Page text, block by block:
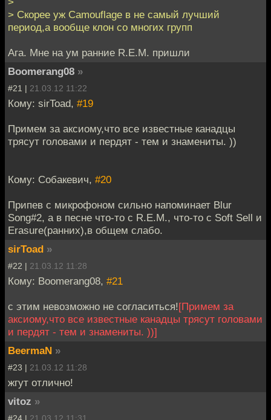
> Скорее уж Camouflage в не самый лучший
период,а вообще клон со многих групп
Ага. Мне на ум ранние R.E.M. пришли
Boomerang08 »
#21 | 21.03.12 11:22
Кому: sirToad, #19
Примем за аксиому,что все известные канадцы
трясут головами и пердят - тем и знамениты. ))
Кому: Собакевич, #20
Припев с микрофоном сильно напоминает Blur
Song#2, а в песне что-то с R.E.M., что-то с Soft Sell и
Erasure(ранних),в общем слабо.
sirToad »
#22 | 21.03.12 11:28
Кому: Boomerang08, #21
с этим невозможно не согласиться![Примем за
аксиому,что все известные канадцы трясут головами
и пердят - тем и знамениты. ))]
BeermaN »
#23 | 21.03.12 11:28
жгут отлично!
vitoz »